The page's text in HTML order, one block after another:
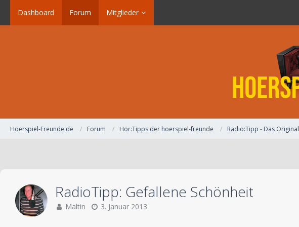
Dashboard Forum Mitglieder
Hoerspiel-Freunde.de Forum Hör:Tipps der hoerspiel-freunde Radio:Tipp - Das Original
RadioTipp: Gefallene Schönheit
Maltin 3. Januar 2013